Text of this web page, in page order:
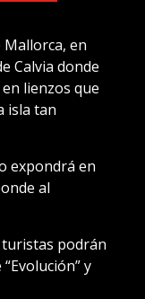
Mallorca, en
Calvia donde
lienzos que
isla tan
expondrá en
al
turistas podrán
y